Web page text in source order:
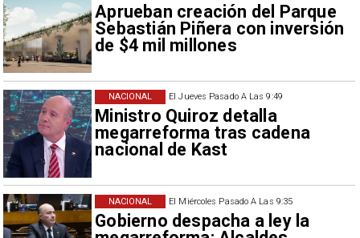
Aprueban creación del Parque
Sebastián Piñera con inversión
de $4 mil millones
El Jueves Pasado A Las 9:49
Ministro Quiroz detalla
megarreforma tras cadena
nacional de Kast
NACIONAL
El Miércoles Pasado A Las 9:35
Gobierno despacha a ley la
NACIONAL